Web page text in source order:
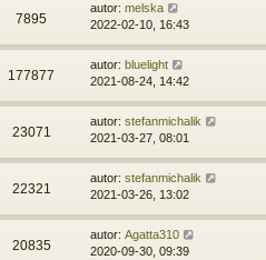
7895
autor: melska
2022-02-10, 16:43
177877
autor: bluelight
2021-08-24, 14:42
23071
autor: stefanmichalik
2021-03-27, 08:01
22321
autor: stefanmichalik
2021-03-26, 13:02
20835
autor: Agatta310
2020-09-30, 09:39